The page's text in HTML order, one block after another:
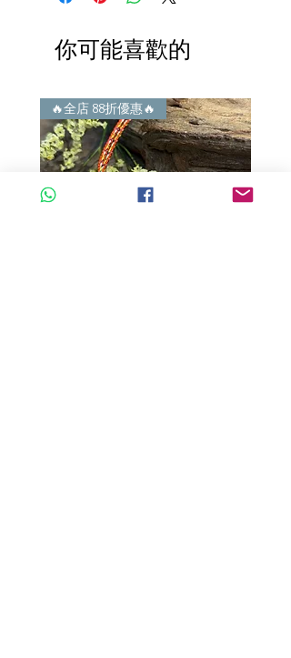
3) 顧客所花費一分一毫全部都是珠寶本
i) 無佣金！無租金！無買手費！真真正
正行內批發價。
謝絕紙上談兵。
你可能喜歡的
🔥全店 88折優惠🔥